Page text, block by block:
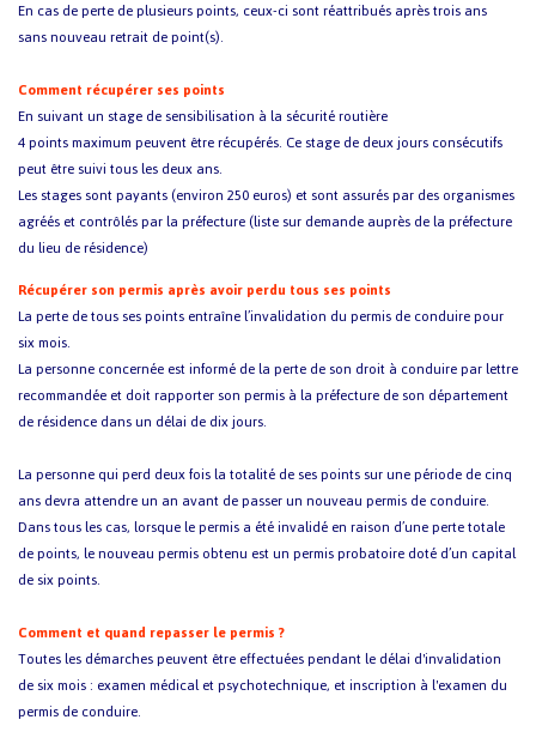
En cas de perte de plusieurs points, ceux-ci sont réattribués après trois ans
sans nouveau retrait de point(s).
Comment récupérer ses points
En suivant un stage de sensibilisation à la sécurité routière
4 points maximum peuvent être récupérés. Ce stage de deux jours consécutifs
peut être suivi tous les deux ans.
Les stages sont payants (environ 250 euros) et sont assurés par des organismes
agréés et contrôlés par la préfecture (liste sur demande auprès de la préfecture
du lieu de résidence)
Récupérer son permis après avoir perdu tous ses points
La perte de tous ses points entraîne l’invalidation du permis de conduire pour
six mois.
La personne concernée est informé de la perte de son droit à conduire par lettre
recommandée et doit rapporter son permis à la préfecture de son département
de résidence dans un délai de dix jours.
La personne qui perd deux fois la totalité de ses points sur une période de cinq
ans devra attendre un an avant de passer un nouveau permis de conduire.
Dans tous les cas, lorsque le permis a été invalidé en raison d’une perte totale
de points, le nouveau permis obtenu est un permis probatoire doté d’un capital
de six points.
Comment et quand repasser le permis?
Toutes les démarches peuvent être effectuées pendant le délai d'invalidation
de six mois : examen médical et psychotechnique, et inscription à l'examen du
permis de conduire.